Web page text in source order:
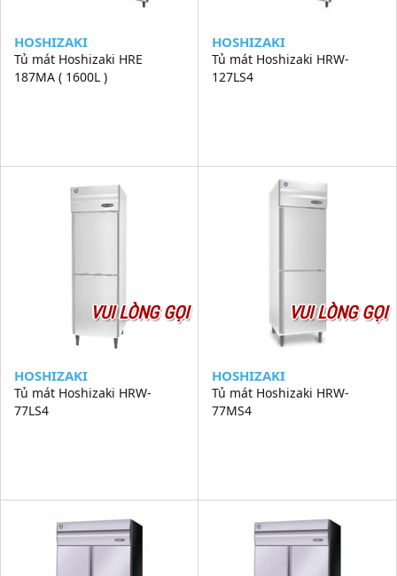
HOSHIZAKI
Tủ mát Hoshizaki HRE
187MA ( 1600L )
HOSHIZAKI
Tủ mát Hoshizaki HRW-
127LS4
VUI LÒNG GỌI
HOSHIZAKI
Tủ mát Hoshizaki HRW-
77LS4
VUI LÒNG GỌI
HOSHIZAKI
Tủ mát Hoshizaki HRW-
77MS4